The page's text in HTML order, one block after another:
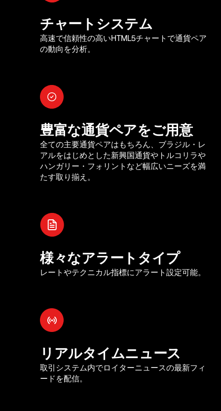
チャートシステム
高速で信頼性の高いHTML5チャートで通貨ペア
の動向を分析。
豊富な通貨ペアをご用意
全ての主要通貨ペアはもちろん、ブラジル・レ
アルをはじめとした新興国通貨やトルコリラや
ハンガリー・フォリントなど幅広いニーズを満
たす取り揃え。
様々なアラートタイプ
レートやテクニカル指標にアラート設定可能。
リアルタイムニュース
取引システム内でロイターニュースの最新フィ
ードを配信。